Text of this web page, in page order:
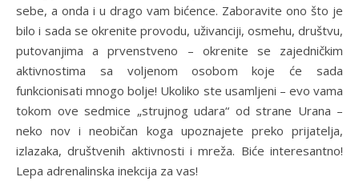
sebe, a onda i u drago vam bićence. Zaboravite ono što je
bilo i sada se okrenite provodu, uživanciji, osmehu, društvu,
putovanjima a prvenstveno – okrenite se zajedničkim
aktivnostima sa voljenom osobom koje će sada
funkcionisati mnogo bolje! Ukoliko ste usamljeni – evo vama
tokom ove sedmice „strujnog udara“ od strane Urana –
neko nov i neobičan koga upoznajete preko prijatelja,
izlazaka, društvenih aktivnosti i mreža. Biće interesantno!
Lepa adrenalinska inekcija za vas!